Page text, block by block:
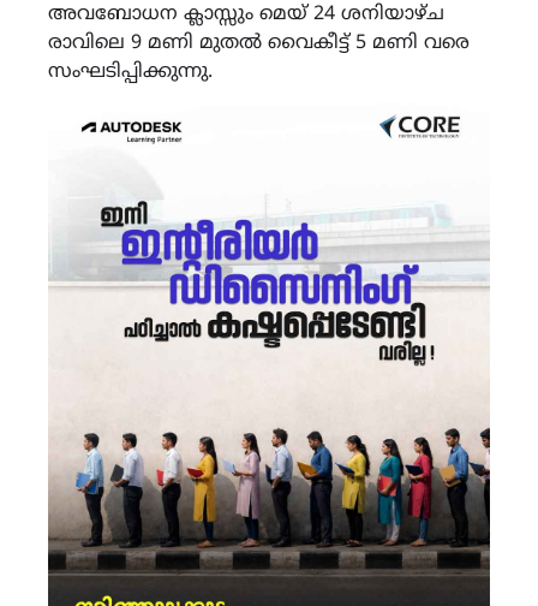
അവബോധന ക്ലാസ്സും മെയ് 24 ശനിയാഴ്‌ച
രാവിലെ 9 മണി മുതൽ വൈകീട്ട് 5 മണി വരെ
സംഘടിപ്പിക്കുന്നു.